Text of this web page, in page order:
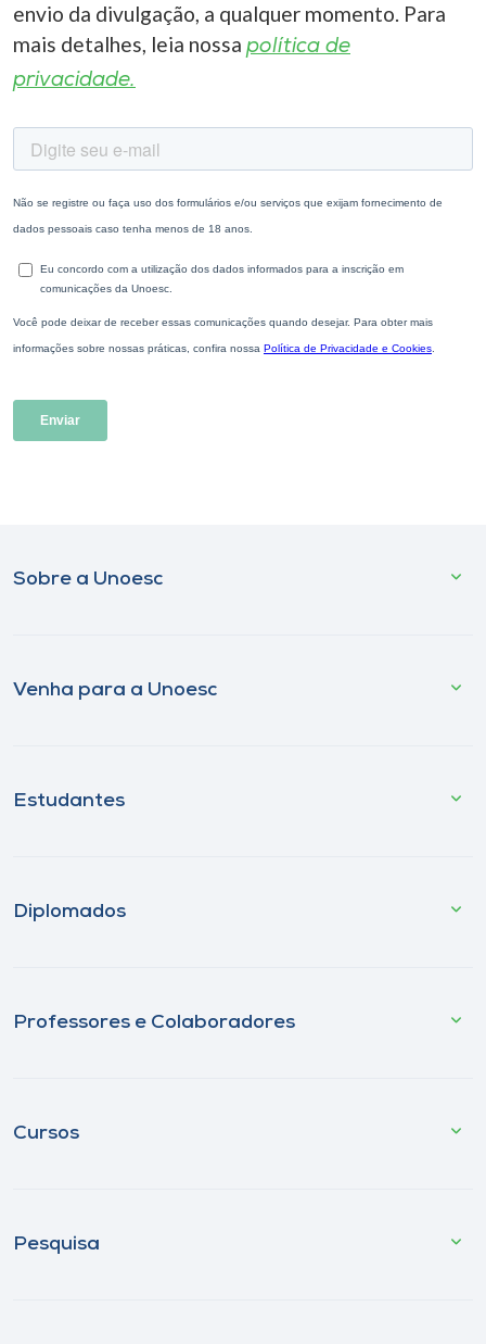
envio da divulgação, a qualquer momento. Para
mais detalhes, leia nossa política de
privacidade.
Sobre a Unoesc
Venha para a Unoesc
Estudantes
Diplomados
Professores e Colaboradores
Cursos
Pesquisa